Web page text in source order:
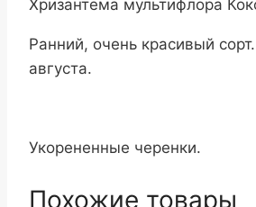
Хризантема мультифлора
Ранний, очень красивый
августа.
Укорененные черенки.
Похожие товары